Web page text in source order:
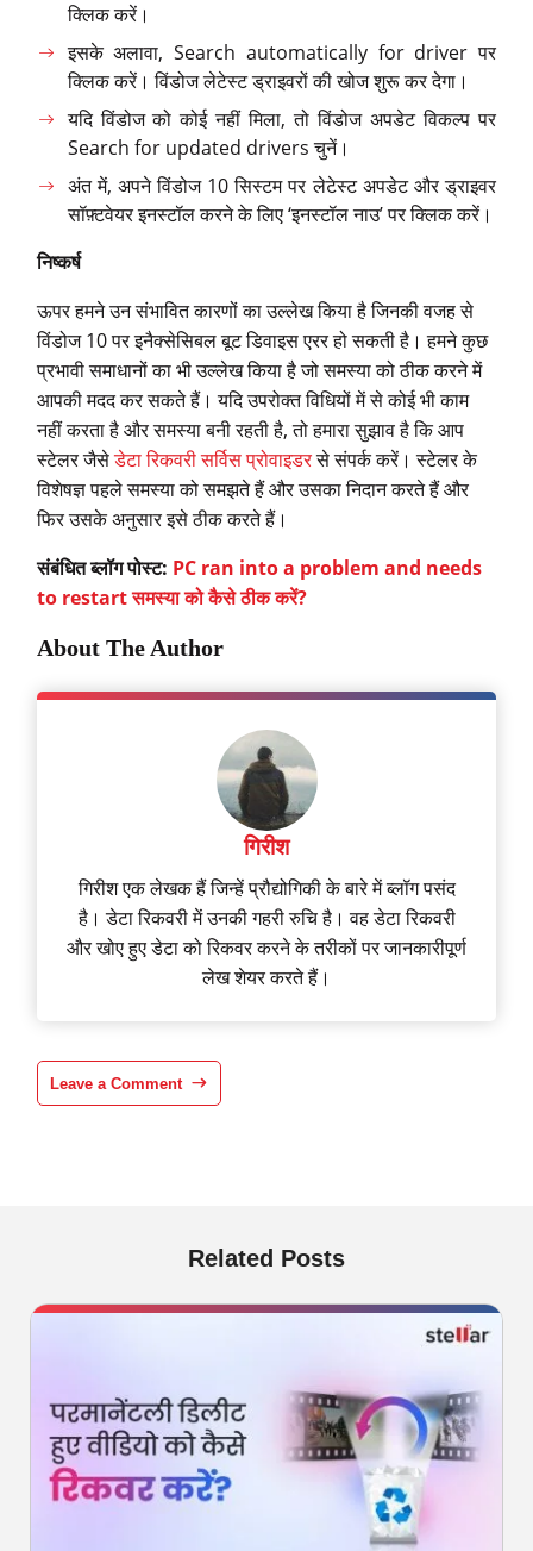
क्लिक करें।
इसके अलावा, Search automatically for driver पर
क्लिक करें। विंडोज लेटेस्ट ड्राइवरों की खोज शुरू कर देगा।
यदि विंडोज को कोई नहीं मिला, तो विंडोज अपडेट विकल्प पर
Search for updated drivers चुनें।
अंत में, अपने विंडोज 10 सिस्टम पर लेटेस्ट अपडेट और ड्राइवर
सॉफ़्टवेयर इनस्टॉल करने के लिए ‘इनस्टॉल नाउ’ पर क्लिक करें।
निष्कर्ष
ऊपर हमने उन संभावित कारणों का उल्लेख किया है जिनकी वजह से
विंडोज 10 पर इनैक्सेसिबल बूट डिवाइस एरर हो सकती है। हमने कुछ
प्रभावी समाधानों का भी उल्लेख किया है जो समस्या को ठीक करने में
आपकी मदद कर सकते हैं। यदि उपरोक्त विधियों में से कोई भी काम
नहीं करता है और समस्या बनी रहती है, तो हमारा सुझाव है कि आप
स्टेलर जैसेडेटा रिकवरी सर्विस प्रोवाइडरसे संपर्क करें। स्टेलर के
विशेषज्ञ पहले समस्या को समझते हैं और उसका निदान करते हैं और
फिर उसके अनुसार इसे ठीक करते हैं।
संबंधित ब्लॉग पोस्ट: PC ran into a problem and needs
to restart समस्या को कैसे ठीक करें?
About The Author
गिरीश
गिरीश एक लेखक हैं जिन्हें प्रौद्योगिकी के बारे में ब्लॉग पसंद
है। डेटा रिकवरी में उनकी गहरी रुचि है। वह डेटा रिकवरी
और खोए हुए डेटा को रिकवर करने के तरीकों पर जानकारीपूर्ण
लेख शेयर करते हैं।
Leave a Comment
Related Posts